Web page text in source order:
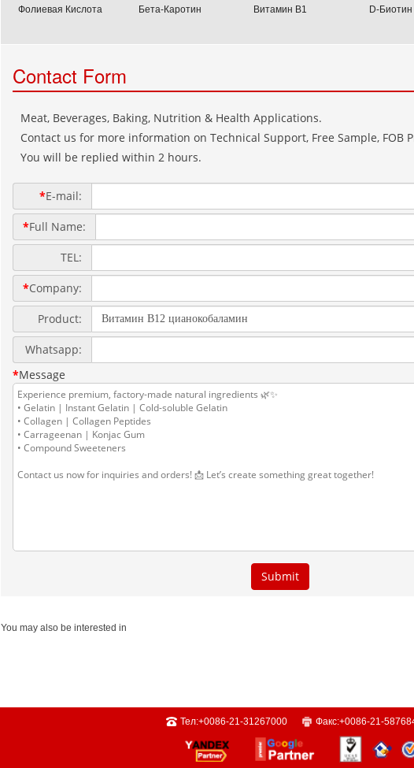
Фолиевая Кислота Бета-Каротин Витамин B1 D-Биотин
You may also be interested in
Тел:+0086-21-31267000 Факс:+0086-21-